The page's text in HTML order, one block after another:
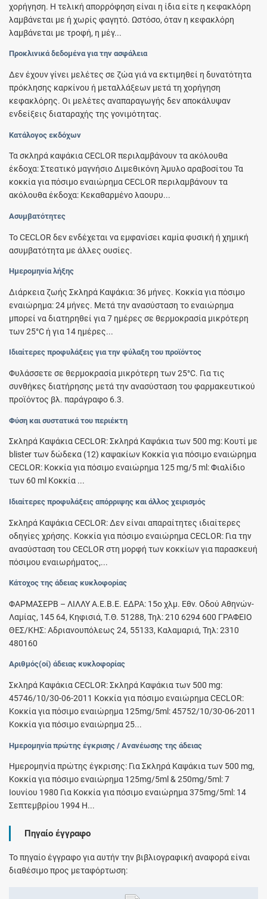
χορήγηση. Η τελική απορρόφηση είναι η ίδια είτε η κεφακλόρη
λαμβάνεται με ή χωρίς φαγητό. Ωστόσο, όταν η κεφακλόρη
λαμβάνεται με τροφή, η μέγ...
Προκλινικά δεδομένα για την ασφάλεια
Δεν έχουν γίνει μελέτες σε ζώα γιά να εκτιμηθεί η δυνατότητα
πρόκλησης καρκίνου ή μεταλλάξεων μετά τη χορήγηση
κεφακλόρης. Οι μελέτες αναπαραγωγής δεν αποκάλυψαν
ενδείξεις διαταραχής της γονιμότητας.
Κατάλογος εκδόχων
Τα σκληρά καψάκια CECLOR περιλαμβάνουν τα ακόλουθα
έκδοχα: Στεατικό μαγνήσιο Διμεθικόνη Άμυλο αραβοσίτου Τα
κοκκία για πόσιμο εναιώρημα CECLOR περιλαμβάνουν τα
ακόλουθα έκδοχα: Κεκαθαρμένο λαουρυ...
Ασυμβατότητες
To CECLOR δεν ενδέχεται να εμφανίσει καμία φυσική ή χημική
ασυμβατότητα με άλλες ουσίες.
Ημερομηνία λήξης
Διάρκεια ζωής Σκληρά Καψάκια: 36 μήνες. Κοκκία για πόσιμο
εναιώρημα: 24 μήνες. Μετά την ανασύσταση το εναιώρημα
μπορεί να διατηρηθεί για 7 ημέρες σε θερμοκρασία μικρότερη
των 25°C ή για 14 ημέρες...
Ιδιαίτερες προφυλάξεις για την φύλαξη του προϊόντος
Φυλάσσετε σε θερμοκρασία μικρότερη των 25°C. Για τις
συνθήκες διατήρησης μετά την ανασύσταση του φαρμακευτικού
προϊόντος βλ. παράγραφο 6.3.
Φύση και συστατικά του περιέκτη
Σκληρά Καψάκια CECLOR: Σκληρά Καψάκια των 500 mg: Κουτί με
blister των δώδεκα (12) καψακίων Κοκκία για πόσιμο εναιώρημα
CECLOR: Κοκκία για πόσιμο εναιώρημα 125 mg/5 ml: Φιαλίδιο
των 60 ml Κοκκία ...
Ιδιαίτερες προφυλάξεις απόρριψης και άλλος χειρισμός
Σκληρά Καψάκια CECLOR: Δεν είναι απαραίτητες ιδιαίτερες
οδηγίες χρήσης. Κοκκία για πόσιμο εναιώρημα CECLOR: Για την
ανασύσταση του CECLOR στη μορφή των κοκκίων για παρασκευή
πόσιμου εναιωρήματος,...
Κάτοχος της άδειας κυκλοφορίας
ΦΑΡΜΑΣΕΡΒ – ΛΙΛΛΥ Α.Ε.Β.Ε. ΕΔΡΑ: 15ο χλμ. Εθν. Οδού Αθηνών-
Λαμίας, 145 64, Κηφισιά, Τ.Θ. 51288, Τηλ: 210 6294 600 ΓΡΑΦΕΙΟ
ΘΕΣ/ΚΗΣ: Αδριανουπόλεως 24, 55133, Καλαμαριά, Τηλ: 2310
480160
Αριθμός(οί) άδειας κυκλοφορίας
Σκληρά Καψάκια CECLOR: Σκληρά Καψάκια των 500 mg:
45746/10/30-06-2011 Κοκκία για πόσιμο εναιώρημα CECLOR:
Κοκκία για πόσιμο εναιώρημα 125mg/5ml: 45752/10/30-06-2011
Κοκκία για πόσιμο εναιώρημα 25...
Ημερομηνία πρώτης έγκρισης / Ανανέωσης της άδειας
Ημερομηνία πρώτης έγκρισης: Για Σκληρά Καψάκια των 500 mg,
Κοκκία για πόσιμο εναιώρημα 125mg/5ml & 250mg/5ml: 7
Ιουνίου 1980 Για Κοκκία για πόσιμο εναιώρημα 375mg/5ml: 14
Σεπτεμβρίου 1994 Η...
Πηγαίο έγγραφο
Το πηγαίο έγγραφο για αυτήν την βιβλιογραφική αναφορά είναι
διαθέσιμο προς μεταφόρτωση: